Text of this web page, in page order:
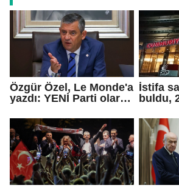
Özgür Özel, Le Monde'a
yazdı: YENİ Parti olarak
öneriyoruz
İstifa
buldu,